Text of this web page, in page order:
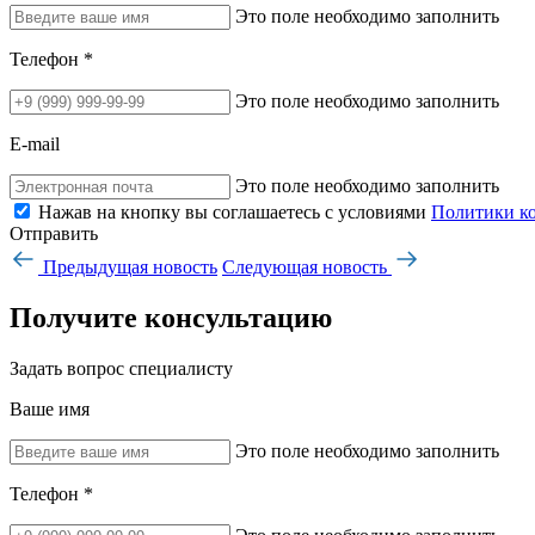
Это поле необходимо заполнить
Телефон *
Это поле необходимо заполнить
E-mail
Это поле необходимо заполнить
Нажав на кнопку вы соглашаетесь с условиями Политики
Отправить
Предыдущая новость Следующая новость
Получите консультацию
Задать вопрос специалисту
Ваше имя
Это поле необходимо заполнить
Телефон *